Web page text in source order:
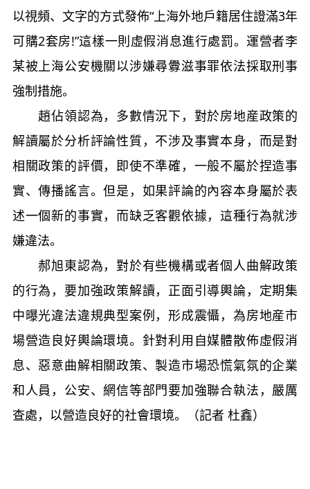
以視頻、文字的方式發佈“上海外地戶籍居住證滿3年
可購2套房!”這樣一則虛假消息進行處罰。運營者李
某被上海公安機關以涉嫌尋釁滋事罪依法採取刑事
強制措施。
趙佔領認為，多數情況下，對於房地産政策的
解讀屬於分析評論性質，不涉及事實本身，而是對
相關政策的評價，即使不準確，一般不屬於捏造事
實、傳播謠言。但是，如果評論的內容本身屬於表
述一個新的事實，而缺乏客觀依據，這種行為就涉
嫌違法。
郝旭東認為，對於有些機構或者個人曲解政策
的行為，要加強政策解讀，正面引導輿論，定期集
中曝光違法違規典型案例，形成震懾，為房地産市
場營造良好輿論環境。針對利用自媒體散佈虛假消
息、惡意曲解相關政策、製造市場恐慌氣氛的企業
和人員，公安、網信等部門要加強聯合執法，嚴厲
查處，以營造良好的社會環境。（記者 杜鑫）